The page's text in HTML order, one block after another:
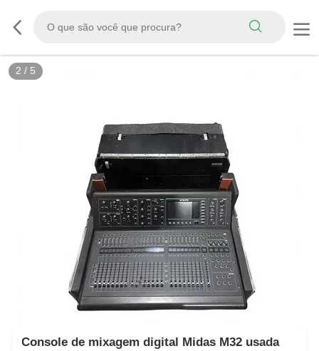
2 / 5
Console de mixagem digital Midas M32 usada